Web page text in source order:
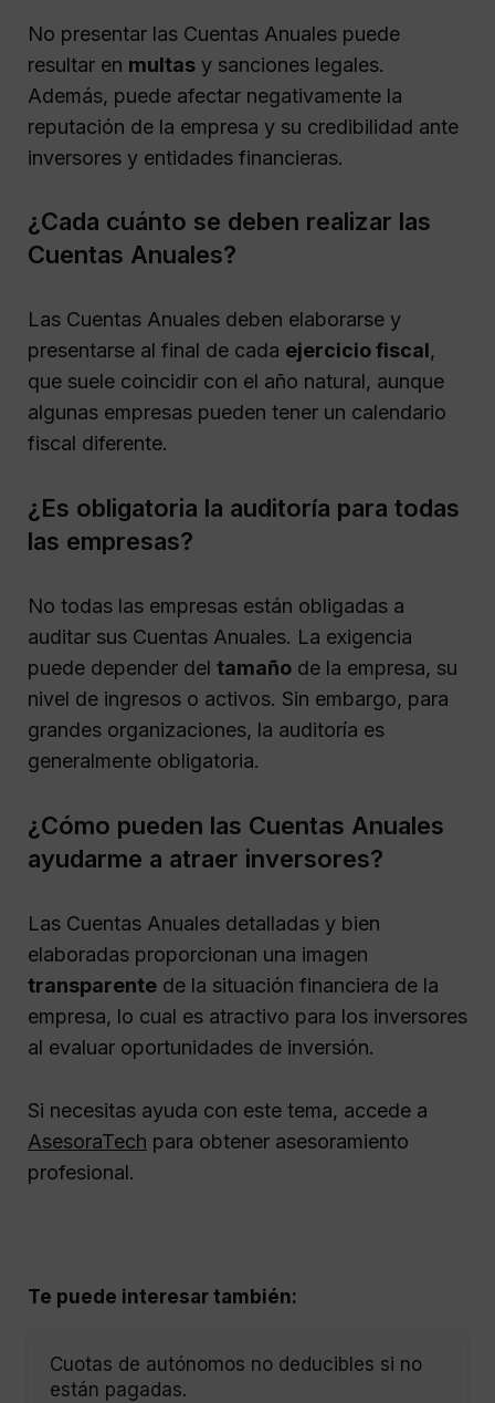
No presentar las Cuentas Anuales puede
resultar en multas y sanciones legales.
Además, puede afectar negativamente la
reputación de la empresa y su credibilidad ante
inversores y entidades financieras.
¿Cada cuánto se deben realizar las
Cuentas Anuales?
Las Cuentas Anuales deben elaborarse y
presentarse al final de cada ejercicio fiscal,
que suele coincidir con el año natural, aunque
algunas empresas pueden tener un calendario
fiscal diferente.
¿Es obligatoria la auditoría para todas
las empresas?
No todas las empresas están obligadas a
auditar sus Cuentas Anuales. La exigencia
puede depender del tamaño de la empresa, su
nivel de ingresos o activos. Sin embargo, para
grandes organizaciones, la auditoría es
generalmente obligatoria.
¿Cómo pueden las Cuentas Anuales
ayudarme a atraer inversores?
Las Cuentas Anuales detalladas y bien
elaboradas proporcionan una imagen
transparente de la situación financiera de la
empresa, lo cual es atractivo para los inversores
al evaluar oportunidades de inversión.
Si necesitas ayuda con este tema, accede a
AsesoraTech para obtener asesoramiento
profesional.
Te puede interesar también:
Cuotas de autónomos no deducibles si no
están pagadas.